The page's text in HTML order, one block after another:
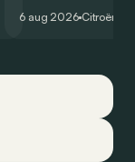
dat ook gelukt?
6 aug 2026 Citroën